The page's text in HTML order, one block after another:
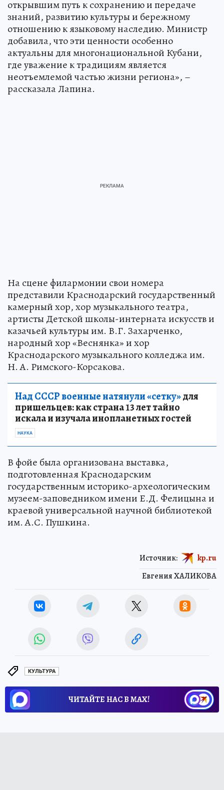
открывшим путь к сохранению и передаче
знаний, развитию культуры и бережному
отношению к языковому наследию. Министр
добавила, что эти ценности особенно
актуальны для многонациональной Кубани,
где уважение к традициям является
неотъемлемой частью жизни региона», –
рассказала Лапина.
На сцене филармонии свои номера
представили Краснодарский государственный
камерный хор, хор музыкального театра,
артисты Детской школы-интерната искусств и
казачьей культуры им. В.Г. Захарченко,
народный хор «Веснянка» и хор
Краснодарского музыкального колледжа им.
Н. А. Римского-Корсакова.
Над СССР военные натянули «сетку»для
пришельцев: как страна 13 лет тайно
искала и изучала инопланетных гостей
НАУКА
В фойе была организована выставка,
подготовленная Краснодарским
государственным историко-археологическим
музеем-заповедником имени Е.Д. Фелицына и
краевой универсальной научной библиотекой
им. А.С. Пушкина.
Евгения ХАЛИКОВА
Источник: kp.ru
КУЛЬТУРА
ЧИТАЙТЕ НАС В МАХ!